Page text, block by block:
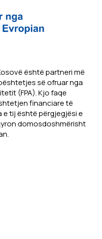
është partneri më
së ofruar nga
(FPA). Kjo faqe
financiare të
e tij është përgjegjësi e
domosdoshmërisht